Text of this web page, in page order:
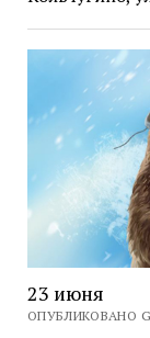
23 июня
ОПУБЛИКОВАНО